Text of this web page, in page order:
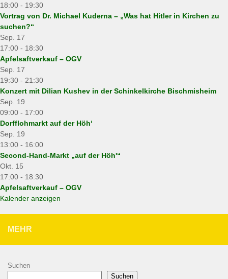
18:00 - 19:30
Vortrag von Dr. Michael Kuderna – „Was hat Hitler in Kirchen zu
suchen?“
Sep. 17
17:00 - 18:30
Apfelsaftverkauf – OGV
Sep. 17
19:30 - 21:30
Konzert mit Dilian Kushev in der Schinkelkirche Bischmisheim
Sep. 19
09:00 - 17:00
Dorfflohmarkt auf der Höh‘
Sep. 19
13:00 - 16:00
Second-Hand-Markt „auf der Höh'“
Okt. 15
17:00 - 18:30
Apfelsaftverkauf – OGV
Kalender anzeigen
MEHR
Suchen
Suchen